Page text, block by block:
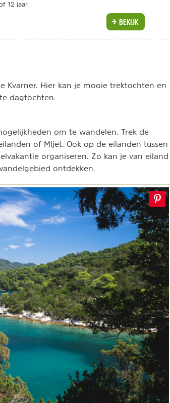
12 jaar.
BEKIJK
Kvarner. Hier kan je mooie trektochten en
dagtochten.
om te wandelen. Trek de
of Mljet. Ook op de eilanden tussen
organiseren. Zo kan je van eiland
ontdekken.